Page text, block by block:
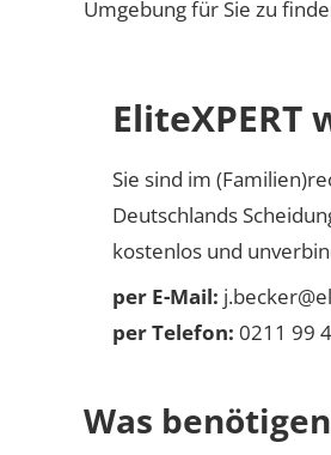
Umgebung für Sie zu
EliteXPERT
Sie sind im
Deutschlands
kostenlos und
per E-Mail:
per Telefon: 0211 99
Was